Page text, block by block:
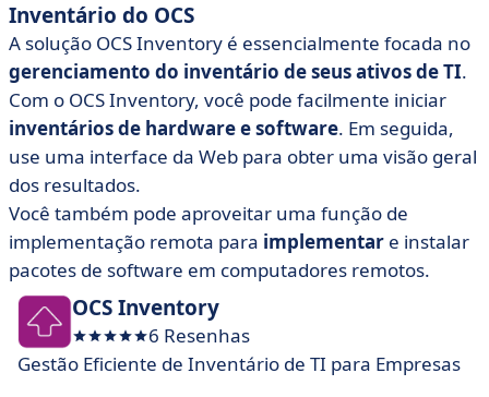
Inventário do OCS
A solução OCS Inventory é essencialmente focada no
gerenciamento do inventário de seus ativos de TI.
Com o OCS Inventory, você pode facilmente iniciar
inventários de hardware e software. Em seguida,
use uma interface da Web para obter uma visão geral
dos resultados.
Você também pode aproveitar uma função de
implementação remota para implementar e instalar
pacotes de software em computadores remotos.
OCS Inventory
6 Resenhas
Gestão Eficiente de Inventário de TI para Empresas